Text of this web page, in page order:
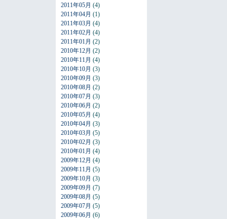
2011年05月 (4)
2011年04月 (1)
2011年03月 (4)
2011年02月 (4)
2011年01月 (2)
2010年12月 (2)
2010年11月 (4)
2010年10月 (3)
2010年09月 (3)
2010年08月 (2)
2010年07月 (3)
2010年06月 (2)
2010年05月 (4)
2010年04月 (3)
2010年03月 (5)
2010年02月 (3)
2010年01月 (4)
2009年12月 (4)
2009年11月 (5)
2009年10月 (3)
2009年09月 (7)
2009年08月 (5)
2009年07月 (5)
2009年06月 (6)